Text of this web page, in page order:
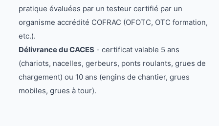
pratique évaluées par un testeur certifié par un
organisme accrédité COFRAC (OFOTC, OTC formation,
etc.).
Délivrance du CACES- certificat valable 5 ans
(chariots, nacelles, gerbeurs, ponts roulants, grues de
chargement) ou 10 ans (engins de chantier, grues
mobiles, grues à tour).